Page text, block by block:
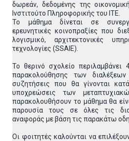
δωρεάν, δεδομένης της
Ινστιτούτο Πληροφορικής του ΙΤΕ.
Το μάθημα δίνεται σε
ερευνητικές κοινοπραξίες που
λογισμικό, αρχιτεκτονικές
τεχνολογίες (SSAIE).
Το θερινό σχολείο περιλαμβάνει
παρακολούθησης των
συζητήσεις που θα γίνονται
υποχρεώσεις των
παρακολουθήσουν το μάθημα θα
παρουσία τους σε όλες τις
αναφοράς με βάση τις παρακάτω
Οι φοιτητές καλούνται να